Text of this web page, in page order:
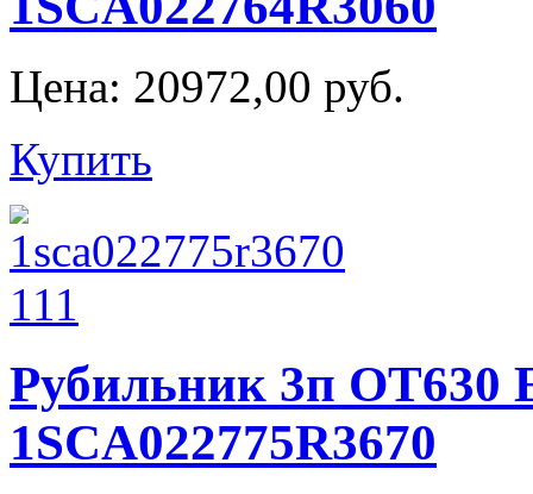
Цена: 20972,00 руб.
Купить
Рубильник 3п ОТ630
1SCA022775R3670